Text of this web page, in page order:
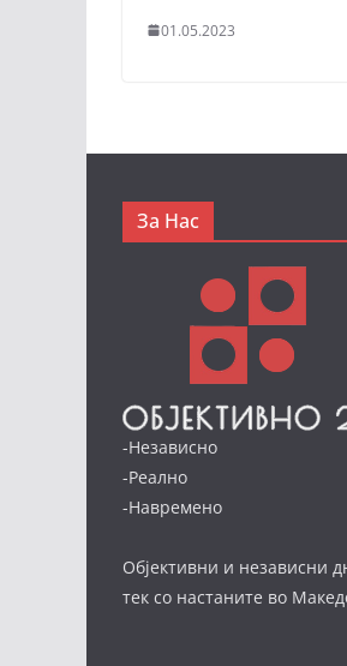
01.05.2023
За Нас
-Независно
-Реално
-Навремено
Објективни и независни
тек со настаните во